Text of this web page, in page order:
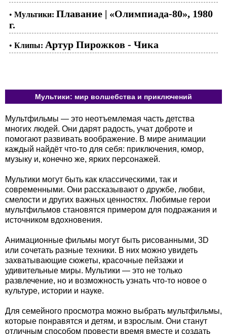
• Мультики: Плавание | «Олимпиада-80», 1980
г.
• Клипы: Артур Пирожков - Чика
Мультики: мир волшебства и приключений
Мультфильмы — это неотъемлемая часть детства
многих людей. Они дарят радость, учат доброте и
помогают развивать воображение. В мире анимации
каждый найдёт что-то для себя: приключения, юмор,
музыку и, конечно же, ярких персонажей.
Мультики могут быть как классическими, так и
современными. Они рассказывают о дружбе, любви,
смелости и других важных ценностях. Любимые герои
мультфильмов становятся примером для подражания и
источником вдохновения.
Анимационные фильмы могут быть рисованными, 3D
или сочетать разные техники. В них можно увидеть
захватывающие сюжеты, красочные пейзажи и
удивительные миры. Мультики — это не только
развлечение, но и возможность узнать что-то новое о
культуре, истории и науке.
Для семейного просмотра можно выбрать мультфильмы,
которые понравятся и детям, и взрослым. Они станут
отличным способом провести время вместе и создать